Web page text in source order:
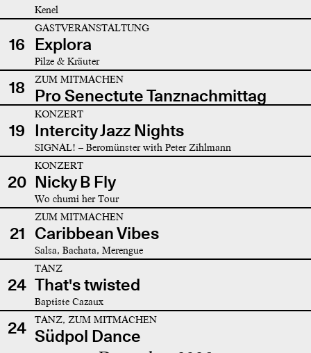
Kenel
16
GASTVERANSTALTUNG
Explora
Pilze & Kräuter
18 ZUM MITMACHEN
Pro Senectute Tanznachmittag
19
KONZERT
Intercity Jazz Nights
SIGNAL! – Beromünster with Peter Zihlmann
20
KONZERT
Nicky B Fly
Wo chumi her Tour
21
ZUM MITMACHEN
Caribbean Vibes
Salsa, Bachata, Merengue
24
TANZ
That's twisted
Baptiste Cazaux
24 TANZ, ZUM MITMACHEN
Südpol Dance